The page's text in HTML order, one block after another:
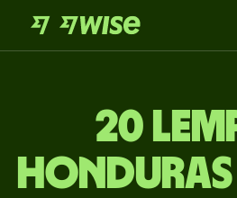
20
Honduras